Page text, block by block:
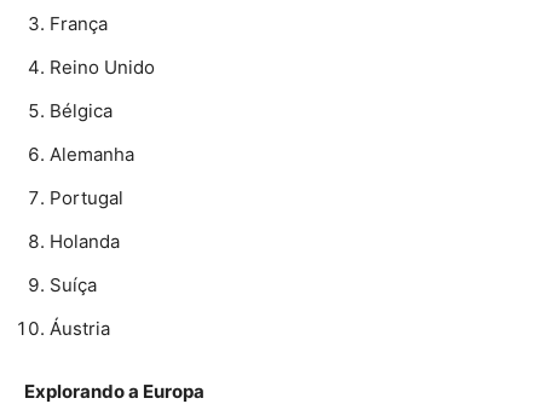
França
Reino Unido
Bélgica
Alemanha
Portugal
Holanda
Suíça
Áustria
Explorando a Europa